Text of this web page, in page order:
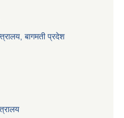
बागमती प्रदेश